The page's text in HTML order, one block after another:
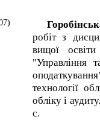
робіт з
вищої
"Управління
технології
обліку і
с.